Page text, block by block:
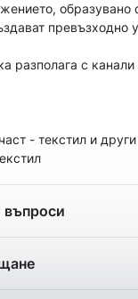
образувано
превъзходно
разполага с
- текстил и
въпроси